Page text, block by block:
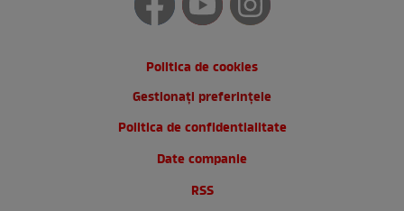
Politica de cookies
Gestionați preferințele
Politica de confidentialitate
Date companie
RSS